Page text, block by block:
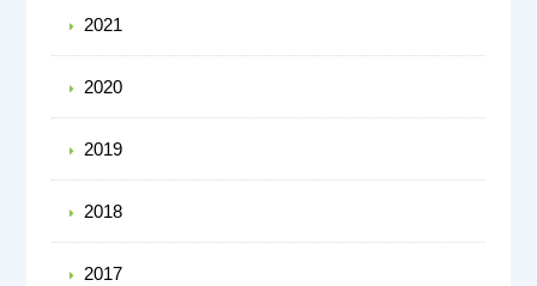
2021
2020
2019
2018
2017